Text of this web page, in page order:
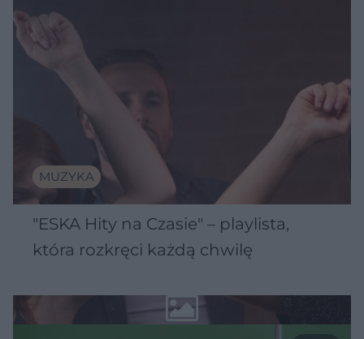
MUZYKA
"ESKA Hity na Czasie" – playlista,
która rozkręci każdą chwilę